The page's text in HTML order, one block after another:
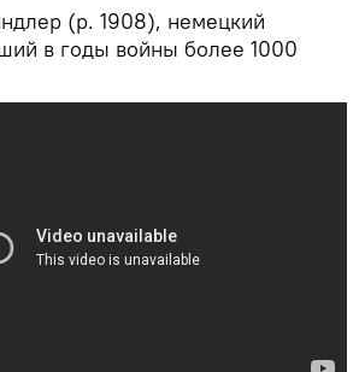
(р. 1908), немецкий
в годы войны более 1000